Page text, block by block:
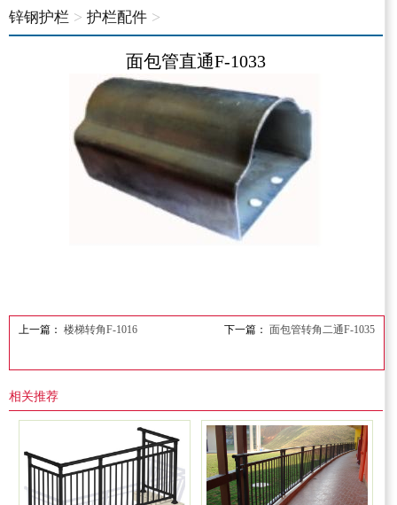
锌钢护栏 >护栏配件 >
面包管直通F-1033
上一篇：楼梯转角F-1016 下一篇： 面包管转角二通F-1035
相关推荐